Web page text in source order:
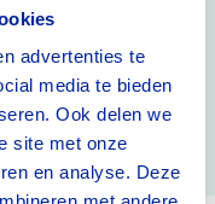
advertenties te
media te bieden
Ook delen we
site met onze
en analyse. Deze
Caren in